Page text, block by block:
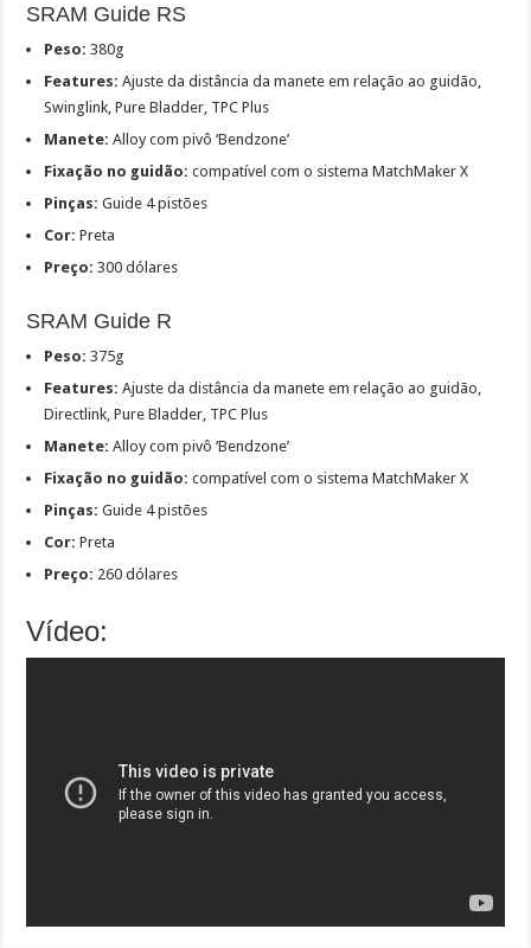
SRAM Guide RS
Peso:380g
Features: Ajuste da distância da manete em relação ao guidão,
Swinglink, Pure Bladder, TPC Plus
Manete: Alloy com pivô ‘Bendzone’
Fixação no guidão: compatível com o sistema MatchMaker X
Pinças:Guide 4 pistões
Cor: Preta
Preço: 300 dólares
SRAM Guide R
Peso: 375g
Features:Ajuste da distância da manete em relação ao guidão,
Directlink, Pure Bladder, TPC Plus
Manete: Alloy com pivô ‘Bendzone’
Fixação no guidão: compatível com o sistema MatchMaker X
Pinças:Guide 4 pistões
Cor:Preta
Preço: 260 dólares
Vídeo: